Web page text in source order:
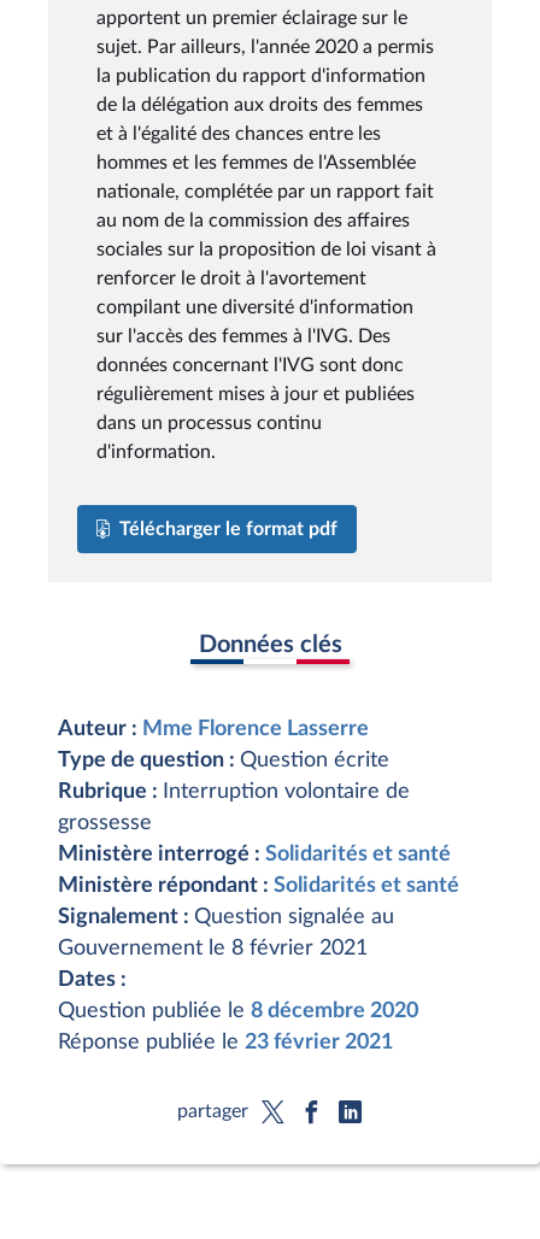
apportent un premier éclairage sur le
sujet. Par ailleurs, l'année 2020 a permis
la publication du rapport d'information
de la délégation aux droits des femmes
et à l'égalité des chances entre les
hommes et les femmes de l'Assemblée
nationale, complétée par un rapport fait
au nom de la commission des affaires
sociales sur la proposition de loi visant à
renforcer le droit à l'avortement
compilant une diversité d'information
sur l'accès des femmes à l'IVG. Des
données concernant l'IVG sont donc
régulièrement mises à jour et publiées
dans un processus continu
d'information.
Télécharger le format pdf
Données clés
Auteur : Mme Florence Lasserre
Type de question : Question écrite
Rubrique :
Interruption volontaire de
grossesse
Ministère interrogé : Solidarités et santé
Ministère répondant : Solidarités et santé
Signalement : Question signalée au
Gouvernement le 8 février 2021
Dates :
Question publiée le 8 décembre 2020
Réponse publiée le 23 février 2021
partager